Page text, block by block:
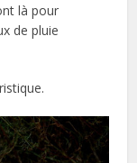
là pour
de pluie